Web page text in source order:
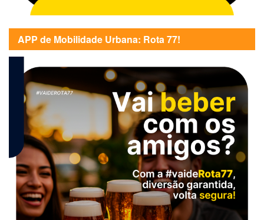
APP de Mobilidade Urbana: Rota 77!